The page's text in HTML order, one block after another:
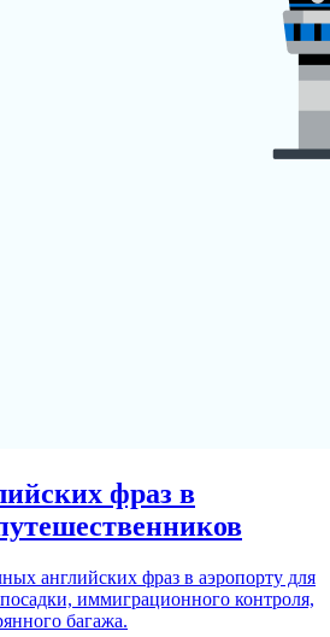
фраз в
английских фраз в аэропорту для
иммиграционного контроля,
багажа.